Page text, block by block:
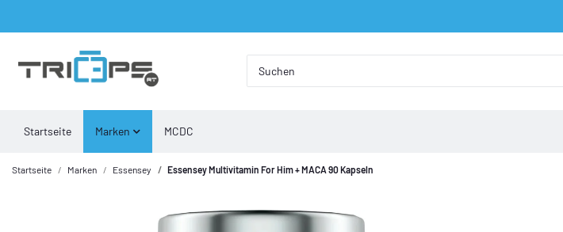
Marken MCDC
Startseite
Startseite Marken Essensey Essensey Multivitamin For Him + MACA 90 Kapseln